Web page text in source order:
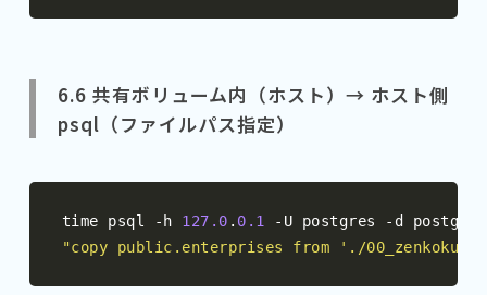
6.6 共有ボリューム内（ホスト）→ ホスト側
psql（ファイルパス指定）
time psql -h 127.0 . 0.1 - U postgres - d
"copy public.enterprises from './